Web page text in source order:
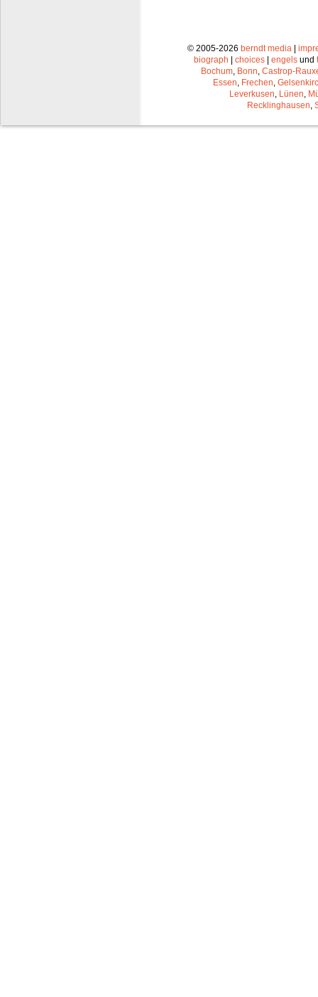
© 2005-2026 berndt media |
biograph | choices | engels und
Bochum Bonn Castrop-
Essen Frechen
Leverkusen Lünen
Recklinghausen